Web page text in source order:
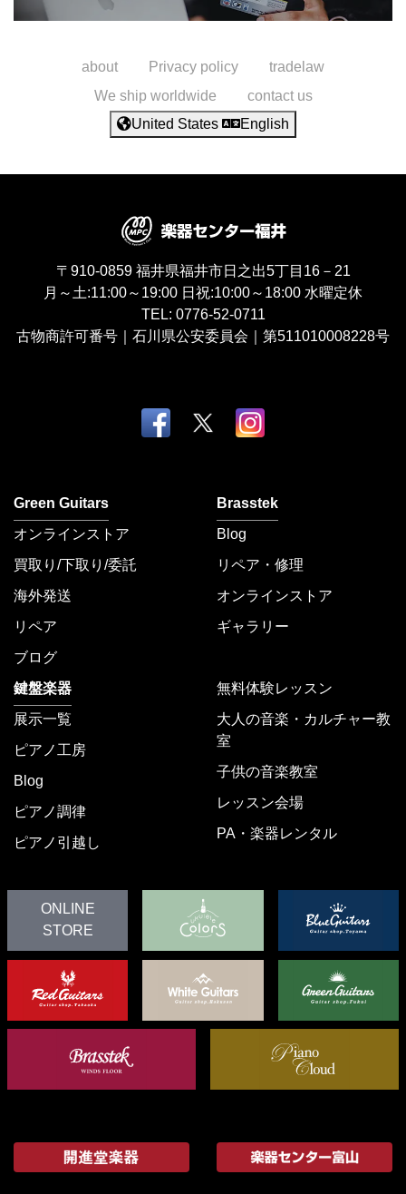
about Privacy policy
tradelaw
We ship worldwide
contact us
United States
English
〒910-0859 福井県福井市日之出5丁目16－21
月～土:11:00～19:00 日祝:10:00～18:00 水曜定休
TEL: 0776-52-0711
古物商許可番号｜石川県公安委員会｜第511010008228号
Green Guitars
オンラインストア
買取り/下取り/委託
海外発送
リペア
ブログ
Brasstek
Blog
リペア・修理
オンラインストア
ギャラリー
鍵盤楽器
展示一覧
ピアノ工房
Blog
ピアノ調律
ピアノ引越し
無料体験レッスン
大人の音楽・カルチャー教
室
子供の音楽教室
レッスン会場
PA・楽器レンタル
ONLINE
STORE